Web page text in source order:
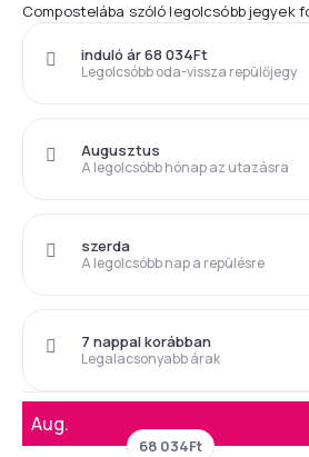
Compostelába szóló legolcsóbb jegyek
Legolcsóbb oda-vissza repülőjegy
induló ár 68 034Ft
A legolcsóbb hónap az utazásra
Augusztus
A legolcsóbb nap a repülésre
szerda
Legalacsonyabb árak
7 nappal korábban
Aug.
68 034Ft